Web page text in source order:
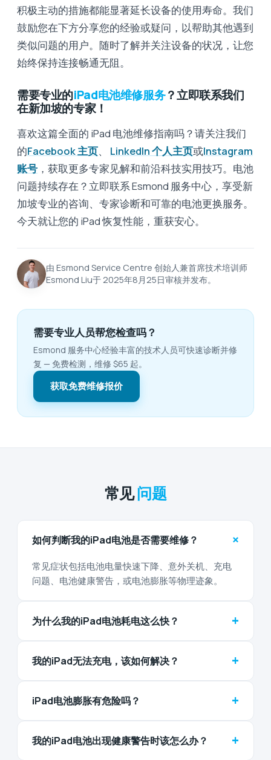
积极主动的措施都能显著延长设备的使用寿命。我们
鼓励您在下方分享您的经验或疑问，以帮助其他遇到
类似问题的用户。随时了解并关注设备的状况，让您
始终保持连接畅通无阻。
需要专业的iPad电池维修服务？立即联系我们
在新加坡的专家！
喜欢这篇全面的 iPad 电池维修指南吗？请关注我们
的Facebook 主页、 LinkedIn 个人主页或Instagram
账号 ，获取更多专家见解和前沿科技实用技巧。电池
问题持续存在？立即联系 Esmond 服务中心，享受新
加坡专业的咨询、专家诊断和可靠的电池更换服务。
今天就让您的 iPad 恢复性能，重获安心。
由 Esmond Service Centre 创始人兼首席技术培训师
Esmond Liu于 2025年8月25日审核并发布。
需要专业人员帮您检查吗？
Esmond 服务中心经验丰富的技术人员可快速诊断并修
复 — 免费检测，维修 $65 起。
获取免费维修报价
常见问题
如何判断我的iPad电池是否需要维修？ +
常见症状包括电池电量快速下降、意外关机、充电
问题、电池健康警告，或电池膨胀等物理迹象。
为什么我的iPad电池耗电这么快？ +
我的iPad无法充电，该如何解决？ +
iPad电池膨胀有危险吗？ +
我的iPad电池出现健康警告时该怎么办？ +